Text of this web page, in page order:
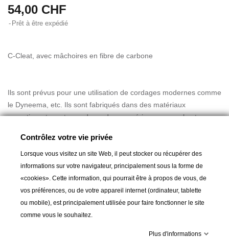
54,00 CHF
Prêt à être expédié
C-Cleat, avec mâchoires en fibre de carbone
Ils sont prévus pour une utilisation de cordages modernes comme
le Dyneema, etc. Ils sont fabriqués dans des matériaux
garantissant une tenue du cordage supérieure, une robustesse
des mâchoires.
Dimensions: 88 x 41 x 35 mm
Entraxe: 51 mm
Vis: Ø 6 mm
Charge de rupture: 460 kg
Contrôlez votre vie privée
Lorsque vous visitez un site Web, il peut stocker ou récupérer des
informations sur votre navigateur, principalement sous la forme de
«cookies». Cette information, qui pourrait être à propos de vous, de
vos préférences, ou de votre appareil internet (ordinateur, tablette
ou mobile), est principalement utilisée pour faire fonctionner le site
comme vous le souhaitez.
Plus d'informations